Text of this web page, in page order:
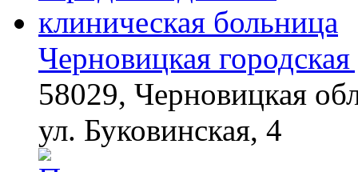
Черновицкая
58029, Черновицкая
ул. Буковинская, 4